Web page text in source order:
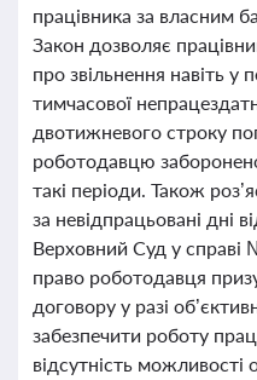
працівника за власним
Закон дозволяє
про звільнення навіть у
тимчасової
двотижневого строку
роботодавцю
такі періоди. Також
за невідпрацьовані дні
Верховний Суд у
право роботодавця
договору у разі
забезпечити роботу
відсутність можливості